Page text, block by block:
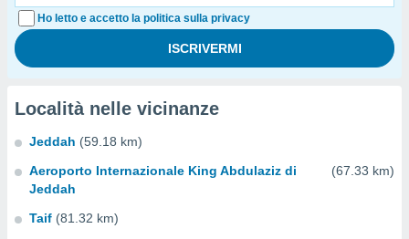
Ho letto e accetto la politica sulla privacy
Località nelle vicinanze
Jeddah (59.18 km)
Aeroporto Internazionale King Abdulaziz di
Jeddah
(67.33 km)
Taif (81.32 km)